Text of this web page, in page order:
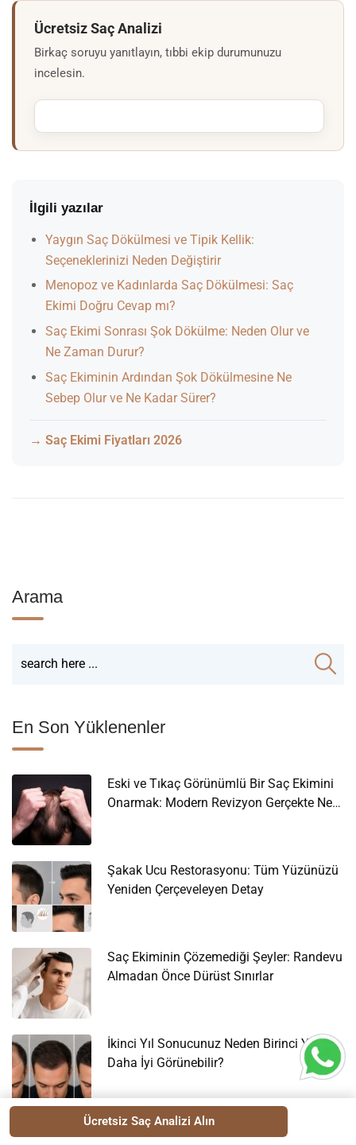
Ücretsiz Saç Analizi
Birkaç soruyu yanıtlayın, tıbbi ekip durumunuzu
incelesin.
Ücretsiz Saç Analizi Alın
İlgili yazılar
Yaygın Saç Dökülmesi ve Tipik Kellik:
Seçeneklerinizi Neden Değiştirir
Menopoz ve Kadınlarda Saç Dökülmesi: Saç
Ekimi Doğru Cevap mı?
Saç Ekimi Sonrası Şok Dökülme: Neden Olur ve
Ne Zaman Durur?
Saç Ekiminin Ardından Şok Dökülmesine Ne
Sebep Olur ve Ne Kadar Sürer?
Saç Ekimi Fiyatları 2026
Arama
En Son Yüklenenler
Eski ve Tıkaç Görünümlü Bir Saç Ekimini
Onarmak: Modern Revizyon Gerçekte Neyi
Şakak Ucu Restorasyonu: Tüm Yüzünüzü
Yeniden Çerçeveleyen Detay
Saç Ekiminin Çözemediği Şeyler: Randevu
Almadan Önce Dürüst Sınırlar
İkinci Yıl Sonucunuz Neden Birinci Yıldan
Daha İyi Görünebilir?
Yoğunluk mu Kapsama mı: